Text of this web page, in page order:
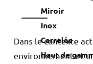
Miroir
Inox
Carrelée
Haut de
Dans le contexte
environnement et